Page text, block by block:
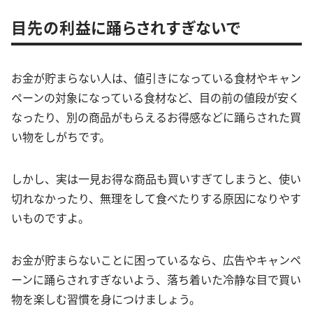
目先の利益に踊らされすぎないで
お金が貯まらない人は、値引きになっている食材やキャン
ペーンの対象になっている食材など、目の前の値段が安く
なったり、別の商品がもらえるお得感などに踊らされた買
い物をしがちです。
しかし、実は一見お得な商品も買いすぎてしまうと、使い
切れなかったり、無理をして食べたりする原因になりやす
いものですよ。
お金が貯まらないことに困っているなら、広告やキャンペ
ーンに踊らされすぎないよう、落ち着いた冷静な目で買い
物を楽しむ習慣を身につけましょう。